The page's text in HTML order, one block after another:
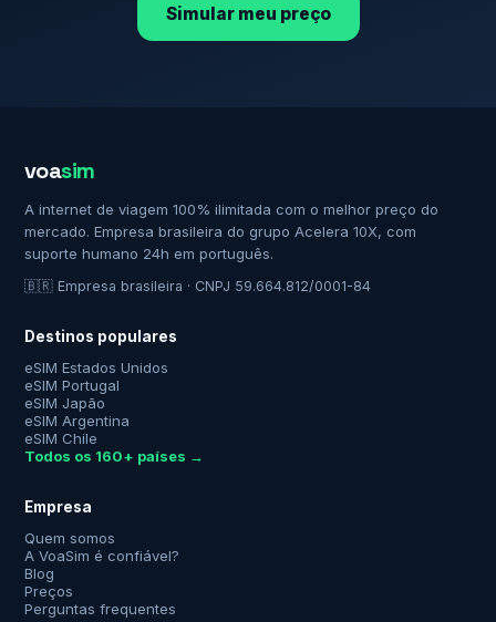
Simular meu preço
voasim
A internet de viagem 100% ilimitada com o melhor preço do
mercado. Empresa brasileira do grupo Acelera 10X, com
suporte humano 24h em português.
🇧🇷 Empresa brasileira · CNPJ 59.664.812/0001-84
Destinos populares
eSIM Estados Unidos
eSIM Portugal
eSIM Japão
eSIM Argentina
eSIM Chile
Todos os 160+ países →
Empresa
Quem somos
A VoaSim é confiável?
Blog
Preços
Perguntas frequentes